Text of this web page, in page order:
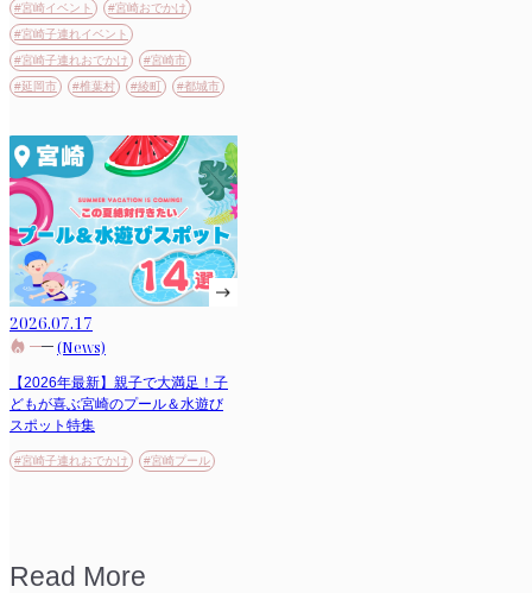
#宮崎イベント
#宮崎おでかけ
#宮崎子連れイベント
#宮崎子連れおでかけ
#宮崎市
#延岡市
#椎葉村 #綾町 #都城市
2026.07.17
(News)
【2026年最新】親子で大満足！子
どもが喜ぶ宮崎のプール＆水遊び
スポット特集
#宮崎子連れおでかけ #宮崎プール
Read More